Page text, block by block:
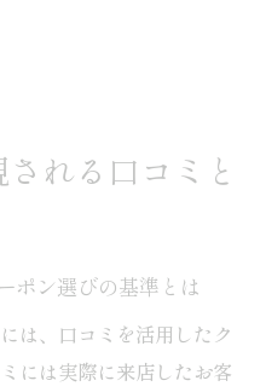
れる口コミと
ポン選びの基準とは
は、口コミを活用したク
には実際に来店したお客